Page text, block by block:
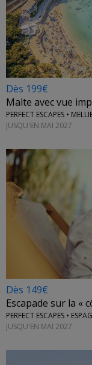
Dès 199€
Malte avec vue
PERFECT ESCAPES •
JUSQU'EN MAI 2027
Dès 149€
Escapade sur la «
PERFECT ESCAPES •
JUSQU'EN MAI 2027